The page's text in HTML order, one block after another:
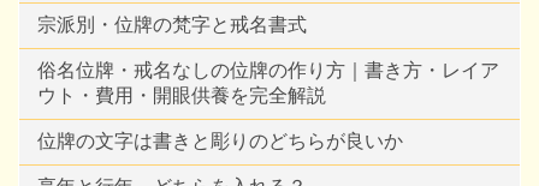
宗派別・位牌の梵字と戒名書式
俗名位牌・戒名なしの位牌の作り方｜書き方・レイア
ウト・費用・開眼供養を完全解説
位牌の文字は書きと彫りのどちらが良いか